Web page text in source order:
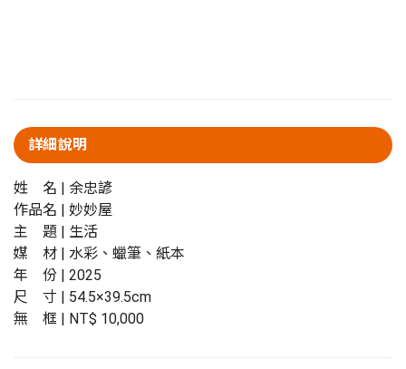
詳細說明
姓 名 | 余忠諺
作品名 | 妙妙屋
主 題 | 生活
媒 材 | 水彩、蠟筆、紙本
年 份 | 2025
尺 寸 | 54.5×39.5cm
無 框 | NT$ 10,000